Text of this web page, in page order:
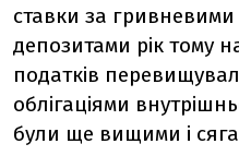
ставки за
депозитами рік тому
податків
облігаціями
були ще вищими і